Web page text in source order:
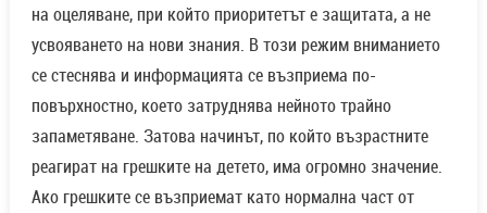
на оцеляване, при който приоритетът е защитата, а не
усвояването на нови знания. В този режим вниманието
се стеснява и информацията се възприема по-
повърхностно, което затруднява нейното трайно
запаметяване. Затова начинът, по който възрастните
реагират на грешките на детето, има огромно значение.
Ако грешките се възприемат като нормална част от